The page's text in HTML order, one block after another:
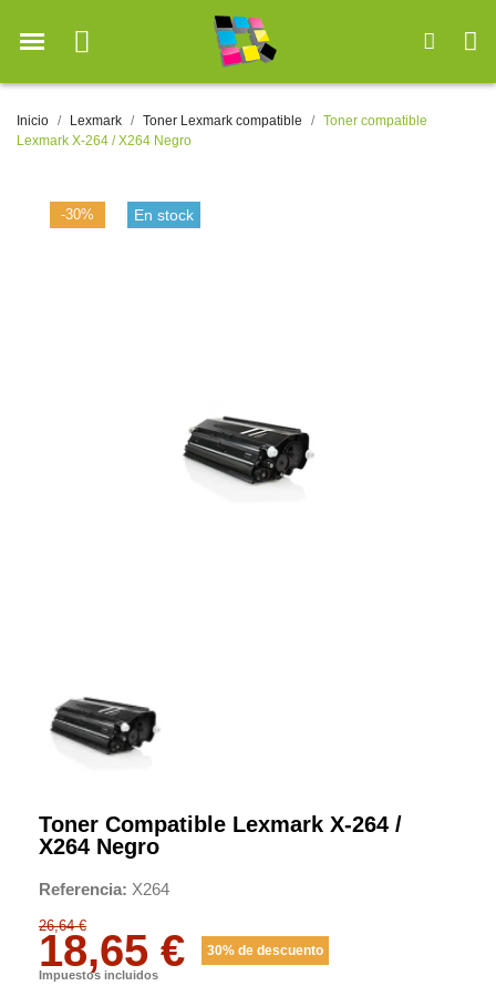
Inicio Lexmark Toner Lexmark compatible
Toner compatible
Lexmark X-264 / X264 Negro
-30% En stock
Toner Compatible Lexmark X-264 /
X264 Negro
Referencia X264
26,64 €
18,65 € 30% de descuento
Impuestos incluidos